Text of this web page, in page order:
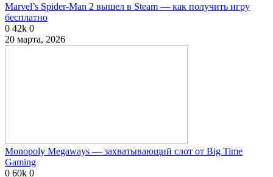
Marvel’s Spider-Man 2 вышел в Steam — как получить игру
бесплатно
0 42k 0
20 марта, 2026
Monopoly Megaways — захватывающий слот от Big Time
Gaming
0 60k 0